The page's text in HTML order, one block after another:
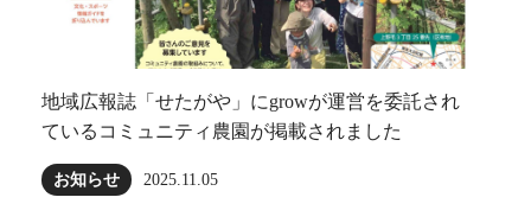
地域広報誌「せたがや」にgrowが運営を委託され
ているコミュニティ農園が掲載されました
お知らせ 2025.11.05